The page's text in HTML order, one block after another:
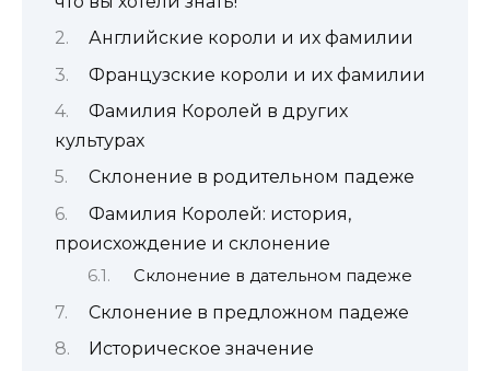
Английские короли и их фамилии
Французские короли и их фамилии
Фамилия Королей в других
культурах
Склонение в родительном падеже
Фамилия Королей: история,
происхождение и склонение
Склонение в дательном падеже
Склонение в предложном падеже
Историческое значение